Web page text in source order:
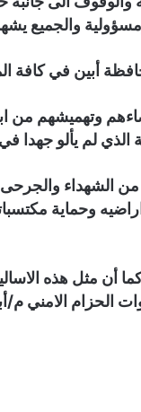
والجميع
أبين في كافة
وتهميشهم من
الذي لم يألو جهدا
من الشهداء
وحماية
أن مثل هذه
الحزام الامني م/